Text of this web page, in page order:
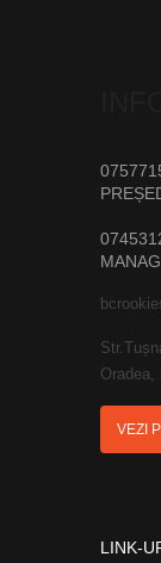
Oradea,
VEZI
LINK-